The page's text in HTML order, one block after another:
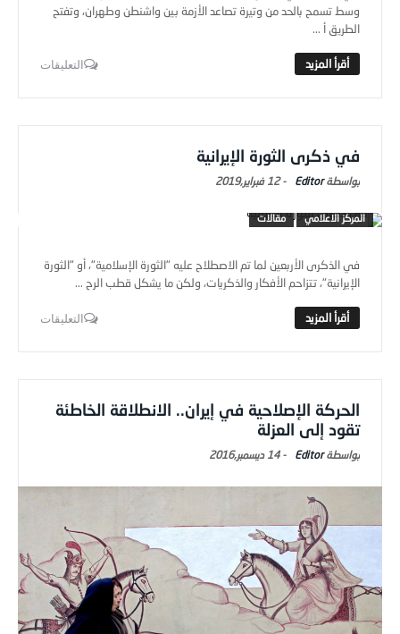
وسط تسمح بالحد من وتيرة تصاعد الأزمة بين واشنطن وطهران، وتفتح
الطريق أ ...
التعليقات
في ذكرى الثورة الإيرانية
Editor
-12 فبراير,2019
المركز الاعلامي مقالات
في الذكرى الأربعين لما تم الاصطلاح عليه "الثورة الإسلامية"، أو "الثورة
الإيرانية"، تتزاحم الأفكار والذكريات، ولكن ما يشكل قطب الرح ...
التعليقات
الحركة الإصلاحية في إيران.. الانطلاقة الخاطئة
تقود إلى العزلة
Editor
-14 ديسمبر,2016